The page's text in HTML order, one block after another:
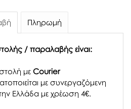
Πληρωμή
/ παραλαβής είναι:
με Courier
με συνεργαζόμενη
Ελλάδα με χρέωση 4€.